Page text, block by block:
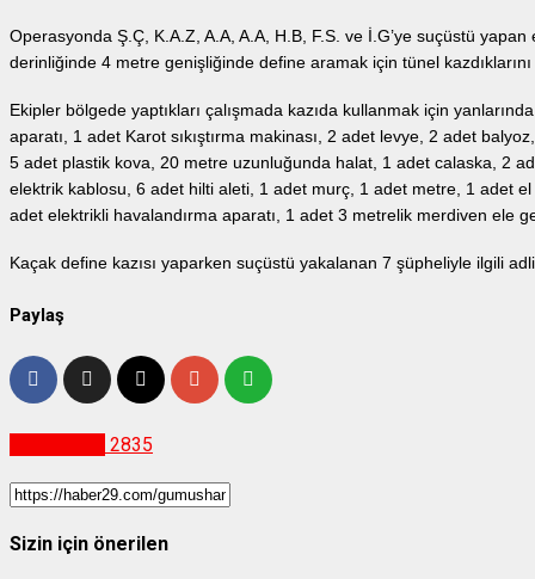
Operasyonda Ş.Ç, K.A.Z, A.A, A.A, H.B, F.S. ve İ.G’ye suçüstü yapan
derinliğinde 4 metre genişliğinde define aramak için tünel
Ekipler bölgede yaptıkları çalışmada kazıda kullanmak için
aparatı, 1 adet Karot sıkıştırma makinası, 2 adet levye, 2 adet
5 adet plastik kova, 20 metre uzunluğunda halat, 1 adet calaska, 2
elektrik kablosu, 6 adet hilti aleti, 1 adet murç, 1 adet metre, 1 adet
adet elektrikli havalandırma aparatı, 1 adet 3 metrelik merdiven ele
Kaçak define kazısı yaparken suçüstü yakalanan 7 şüpheliyle ilgili
Paylaş
2835
Sizin için önerilen